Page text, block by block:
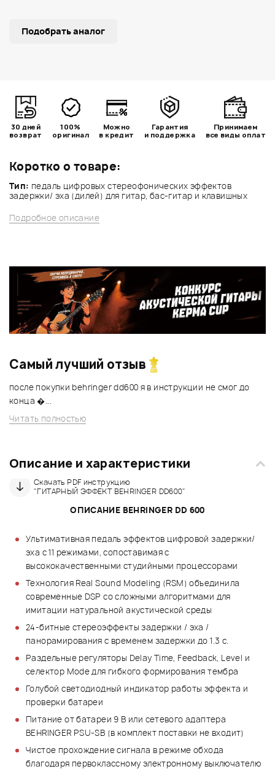
Коротко о товаре:
Тип: педаль цифровых стереофонических эффектов
задержки/ эха (дилей) для гитар, бас-гитар и клавишных
Подробное описание
Подобрать аналог
30 дней
возврат
100%
оригинал
Можно
в кредит
Гарантия
и поддержка
Принимаем
все виды оплат
Самый лучший отзыв
после покупки behringer dd600 я в инструкции не смог до
конца �...
Читать полностью
Описание и характеристики
Скачать PDF инструкцию
"ГИТАРНЫЙ ЭФФЕКТ BEHRINGER DD600"
ОПИСАНИЕ BEHRINGER DD 600
Ультимативная педаль эффектов цифровой задержки/
эха с 11 режимами, сопоставимая с
высококачественными студийными процессорами
Технология Real Sound Modeling (RSM) объединила
современные DSP со сложными алгоритмами для
имитации натуральной акустической среды
24-битные стереоэффекты задержки / эха /
панорамирования с временем задержки до 1.3 с.
Раздельные регуляторы Delay Time, Feedback, Level и
селектор Mode для гибкого формирования тембра
Голубой светодиодный индикатор работы эффекта и
проверки батареи
Питание от батареи 9 В или сетевого адаптера
BEHRINGER PSU-SB (в комплект поставки не входит)
Чистое прохождение сигнала в режиме обхода
благодаря первоклассному электронному выключателю